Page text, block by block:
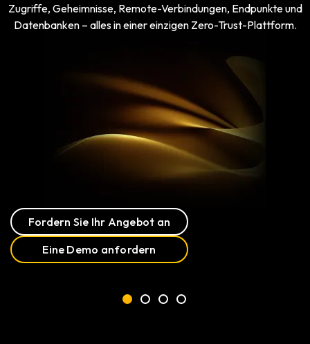
Zugriffe, Geheimnisse, Remote-Verbindungen, Endpunkte und
Datenbanken – alles in einer einzigen Zero-Trust-Plattform.
Fordern Sie Ihr Angebot an
Eine Demo anfordern